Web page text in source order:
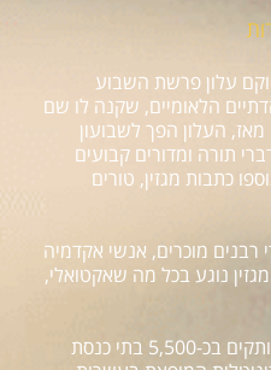
25 שנה, אז הוקם עלון פרשת השבוע
הלאומיים, שקנה לו שם
העלון הפך לשבועון
תורה ומדורים קבועים
כתבות מגזין, טורים
רבנים מוכרים, אנשי אקדמיה
נוגע בכל מה שאקטואלי,
השבועון מופץ בעשרות אלפי עותקים בכ-5,500 בתי כנסת